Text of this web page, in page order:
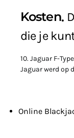
Kosten
die je
10. Jaguar F-
Jaguar werd op
Online